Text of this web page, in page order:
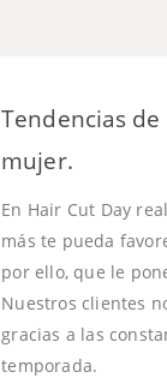
Tendencias
mujer.
En Hair Cut Day
más te pueda
por ello, que le
Nuestros clientes
gracias a las
temporada.